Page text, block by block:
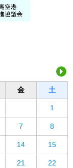
金 土
1
7 8
14 15
21 22